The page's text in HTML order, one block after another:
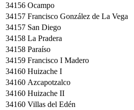
34156 Ocampo
34157 Francisco González de La Vega
34157 San Diego
34158 La Pradera
34158 Paraíso
34159 Francisco I Madero
34160 Huizache I
34160 Azcapotzalco
34160 Huizache II
34160 Villas del Edén